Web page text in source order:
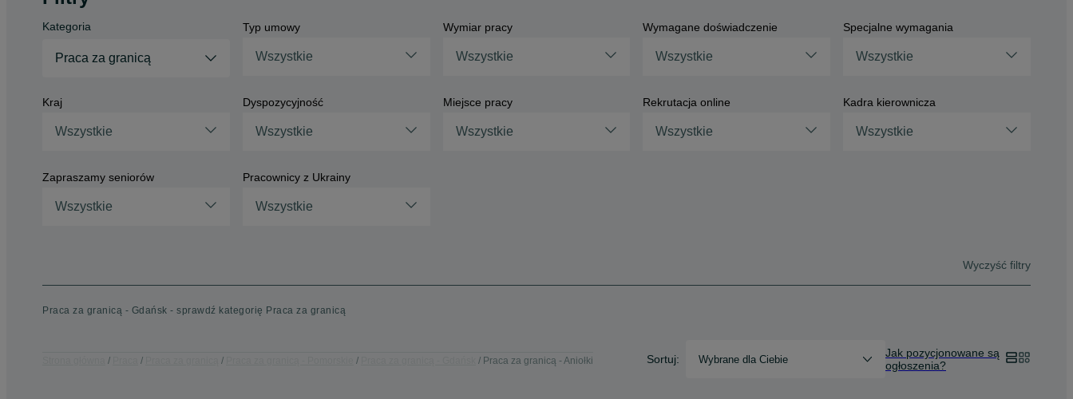
Kategoria
Praca za granicą
Typ umowy
Wszystkie
Wymiar pracy
Wszystkie
Wymagane doświadczenie
Wszystkie
Specjalne wymagania
Wszystkie
Kraj
Wszystkie
Dyspozycyjność
Wszystkie
Miejsce pracy
Wszystkie
Rekrutacja online
Wszystkie
Kadra kierownicza
Wszystkie
Zapraszamy seniorów
Wszystkie
Pracownicy z Ukrainy
Wszystkie
Wyczyść filtry
Praca za granicą - Gdańsk - sprawdź kategorię Praca za granicą
Praca za granicą - Aniołki Sortuj: Wybrane dla Ciebie
Jak pozycjonowane są
ogłoszenia?